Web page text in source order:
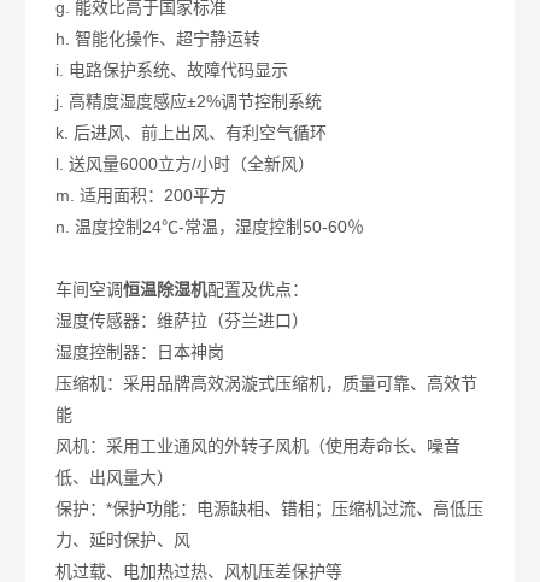
g. 能效比高于国家标准
h. 智能化操作、超宁静运转
i. 电路保护系统、故障代码显示
j. 高精度湿度感应±2%调节控制系统
k. 后进风、前上出风、有利空气循环
l. 送风量6000立方/小时（全新风）
m. 适用面积：200平方
n. 温度控制24℃-常温，湿度控制50-60％
车间空调恒温除湿机配置及优点：
湿度传感器：维萨拉（芬兰进口）
湿度控制器：日本神岗
压缩机：采用品牌高效涡漩式压缩机，质量可靠、高效节
能
风机：采用工业通风的外转子风机（使用寿命长、噪音
低、出风量大）
保护：*保护功能：电源缺相、错相；压缩机过流、高低压
力、延时保护、风
机过载、电加热过热、风机压差保护等